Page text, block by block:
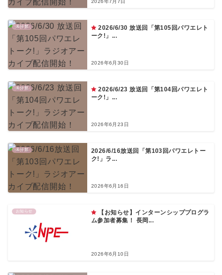
2026年7月7日
未分類
2026/6/30 放送回「第105回パワエレト
ーク!」...
2026年6月30日
未分類
2026/6/23 放送回「第104回パワエレト
ーク!」...
2026年6月23日
未分類
2026/6/16放送回「第103回パワエレトー
ク!」ラ...
2026年6月16日
お知らせ
【お知らせ】インターンシッププログラ
ム参加者募集！ 長岡...
2026年6月10日